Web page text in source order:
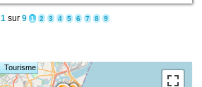
1 sur 9 1 2 3 4 5 6 7 8 9
Tourisme